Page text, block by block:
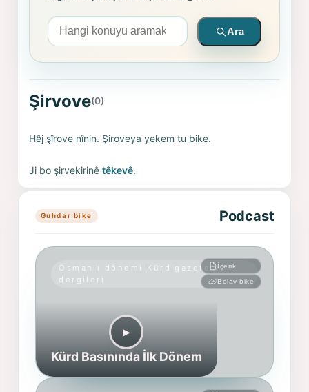
Arama yapın
Ara
Şirvove(0)
Hêj şîrove nînin. Şiroveya yekem tu bike.
Ji bo şirvekirinêtêkevê.
Guhdar bike Podcast
Osmanlı dönemi Kürd gazete ve
dergileri
İçerik
Belav bike
▶︎
Kürd Basınında İlk Dönem